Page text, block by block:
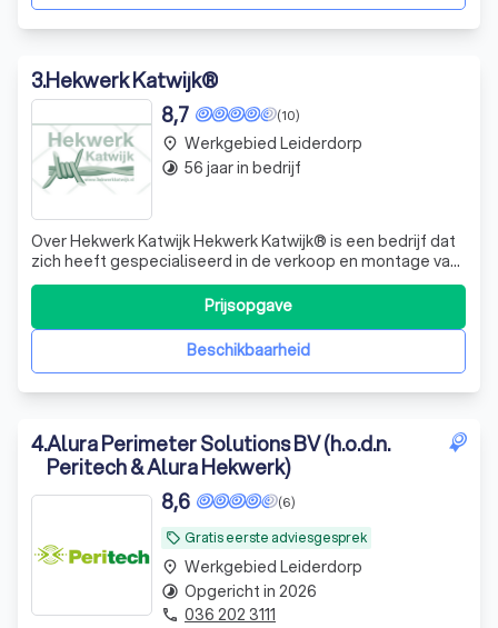
3.Hekwerk Katwijk®
(10)
8,7
Over Hekwerk Katwijk Hekwerk Katwijk® is een bedrijf dat
zich heeft gespecialiseerd in de verkoop en montage van
hekwerk en afrasteringen. Ons bedrijf is opgezet door
mensen die in het verleden jarenlang werkzaam zijn
geweest bij een groot en bekend merk in Katwijk. Zij waren
betrokken bij zowel groBeschikbaarheid
Prijsopgave
place Werkgebied Leiderdorp
timelapse 56 jaar in bedrijf
4.Alura Perimeter Solutions BV (h.o.d.n.
Peritech & Alura Hekwerk)
local_offer Gratis eerste adviesgesprek
(6)
8,6
place Werkgebied Leiderdorp
timelapse Opgericht in 2026
phone 036 202 3111